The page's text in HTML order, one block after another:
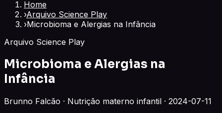
Home
›Arquivo Science Play
›Microbioma e Alergias na Infância
Arquivo Science Play
Microbioma e Alergias na
Infância
Brunno Falcão · Nutrição materno infantil · 2024-07-11